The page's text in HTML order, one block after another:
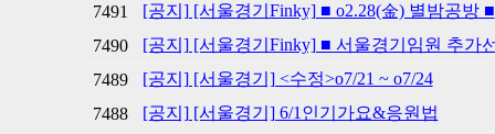
7491
[공지] [서울경기Finky] ■ o2.28(金) 별밤공방 ■
7490
[공지] [서울경기Finky] ■ 서울경기임원 추가
7489
[공지] [서울경기] <수정>o7/21 ~ o7/24
7488
[공지] [서울경기] 6/1인기가요&응원법